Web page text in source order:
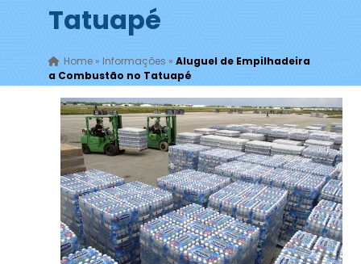
Tatuapé
Home» Informações » Aluguel de Empilhadeira
a Combustão no Tatuapé